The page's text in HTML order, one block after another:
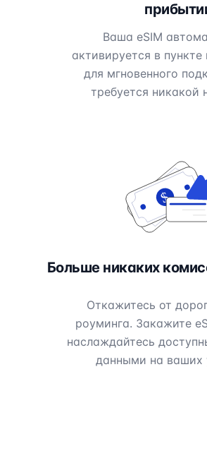
Ваша eSIM
активируется в
для мгновенного
требуется никакой
Больше никаких
Откажитесь от
роуминга. Закажите
наслаждайтесь
данными на ваших